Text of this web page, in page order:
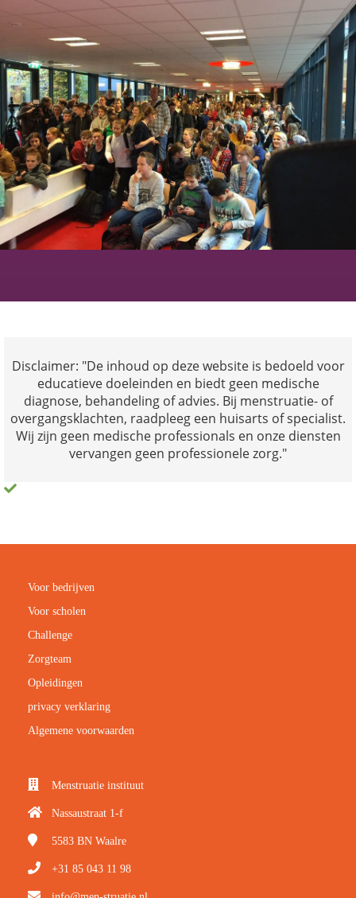
Disclaimer: "De inhoud op deze website is bedoeld voor
educatieve doeleinden en biedt geen medische
diagnose, behandeling of advies. Bij menstruatie- of
overgangsklachten, raadpleeg een huisarts of specialist.
Wij zijn geen medische professionals en onze diensten
vervangen geen professionele zorg."
Voor bedrijven
Voor scholen
Challenge
Zorgteam
Opleidingen
privacy verklaring
Algemene voorwaarden
Menstruatie instituut
Nassaustraat 1-f
5583 BN Waalre
+31 85 043 11 98